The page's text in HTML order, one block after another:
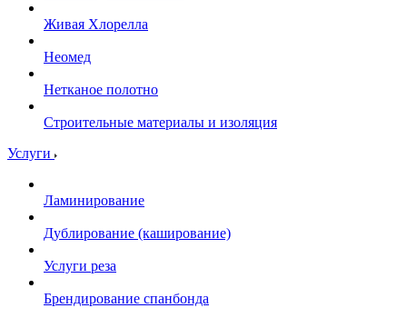
Живая Хлорелла
Нeомед
Нетканое полотно
Строительные материалы и изоляция
Услуги
Ламинирование
Дублирование (каширование)
Услуги реза
Брендирование спанбонда